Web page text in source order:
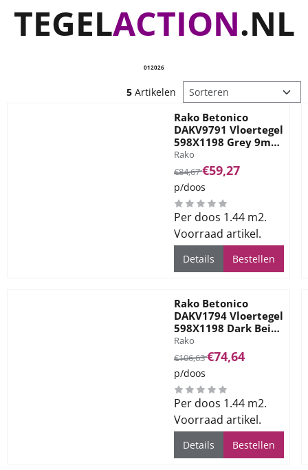
TEGELACTION.NL
012026
5 Artikelen Sorteermethode
Rako Betonico
DAKV9791 Vloertegel
598X1198 Grey 9mm
Mat Ret.R10
Merk:
Rako
Van 84,67 voor 59,27
€84,67€59,27
p/doos
Per doos 1.44 m2.
Voorraad artikel.
Details Bestellen
Rako Betonico
DAKV1794 Vloertegel
598X1198 Dark Beige
10mm Mat Ret.R10
Merk:
Rako
Van 106,63 voor 74,64
€106,63€74,64
p/doos
Per doos 1.44 m2.
Voorraad artikel.
Details Bestellen